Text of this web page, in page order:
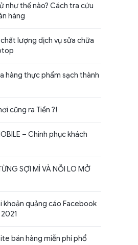
như thế nào? Cách tra cứu
hàng
lượng dịch vụ sửa chữa
hàng thực phẩm sạch thành
cũng ra Tiền ?!
– Chinh phục khách
SỢI MÌ VÀ NỖI LO MỞ
khoản quảng cáo Facebook
bán hàng miễn phí phổ